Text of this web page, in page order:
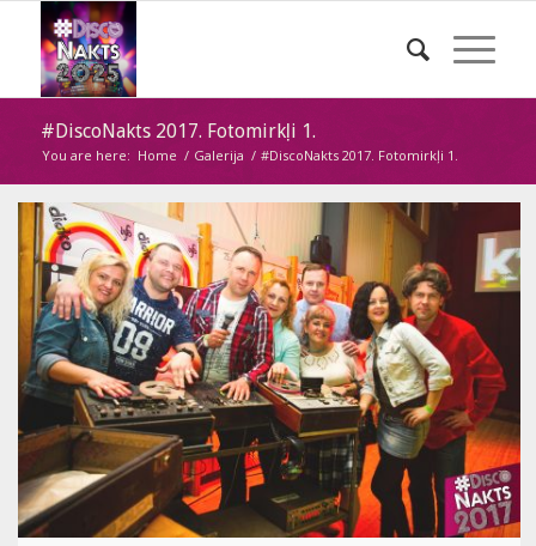
#DiscoNakts 2017. Fotomirkļi 1.
You are here: Home / Galerija / #DiscoNakts 2017. Fotomirkļi 1.